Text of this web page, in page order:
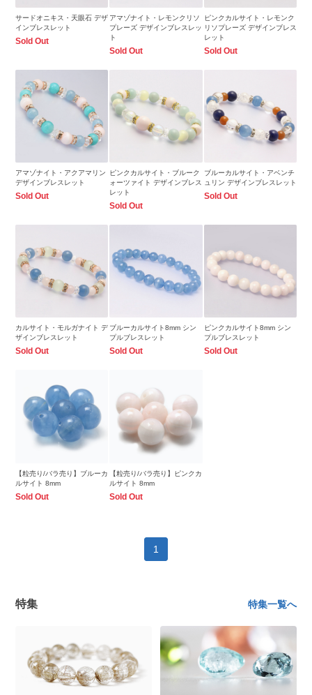
サードオニキス・天眼石 デザ
インブレスレット
Sold Out
アマゾナイト・レモンクリソ
プレーズ デザインブレスレッ
ト
Sold Out
ピンクカルサイト・レモンク
リソプレーズ デザインブレス
レット
Sold Out
アマゾナイト・アクアマリン
デザインブレスレット
Sold Out
ピンクカルサイト・ブルーク
ォーツァイト デザインブレス
レット
Sold Out
ブルーカルサイト・アベンチ
ュリン デザインブレスレット
Sold Out
カルサイト・モルガナイト デ
ザインブレスレット
Sold Out
ブルーカルサイト8mm シン
プルブレスレット
Sold Out
ピンクカルサイト8mm シン
プルブレスレット
Sold Out
【粒売り/バラ売り】ブルーカ
ルサイト 8mm
Sold Out
【粒売り/バラ売り】ピンクカ
ルサイト 8mm
Sold Out
1
特集 特集一覧へ